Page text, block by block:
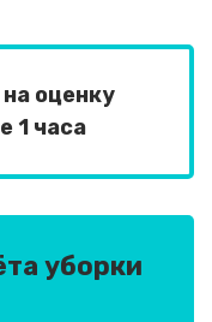
оценку
1 часа
уборки